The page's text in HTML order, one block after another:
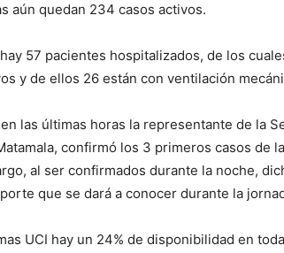
aún quedan 234 casos activos.
57 pacientes hospitalizados, de los
y de ellos 26 están con ventilación
las últimas horas la representante de la
confirmó los 3 primeros casos de
al ser confirmados durante la noche,
que se dará a conocer durante la
UCI hay un 24% de disponibilidad en